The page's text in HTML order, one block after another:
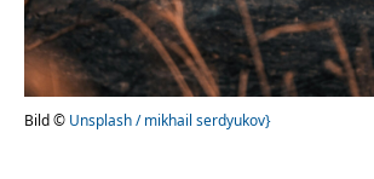
Bild © Unsplash / mikhail serdyukov}